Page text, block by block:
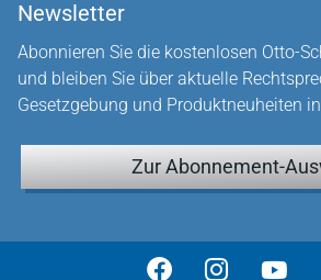
Newsletter
Abonnieren Sie die kostenlosen Otto-
und bleiben Sie über aktuelle
Gesetzgebung und Produktneuheiten
Zur Abonnement-